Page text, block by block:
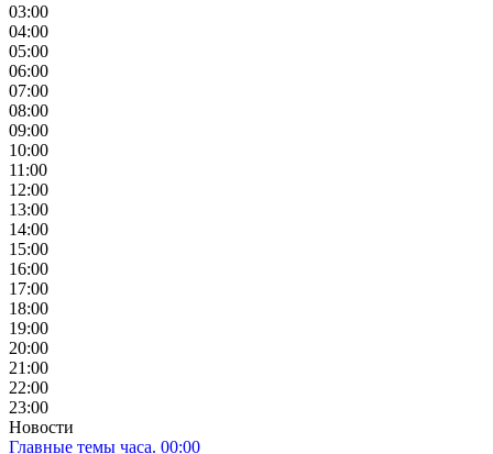
03:00
04:00
05:00
06:00
07:00
08:00
09:00
10:00
11:00
12:00
13:00
14:00
15:00
16:00
17:00
18:00
19:00
20:00
21:00
22:00
23:00
Новости
Главные темы часа. 00:00